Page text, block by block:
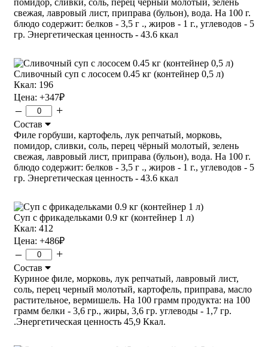
свежая, лавровый лист, приправа (бульон), вода. На 100 г.
блюдо содержит: белков - 3,5 г ., жиров - 1 г., углеводов - 5
гр. Энергетическая ценность - 43.6 ккал
Сливочный суп с лососем 0.45 кг (контейнер 0,5 л)
Ккал: 196
Цена: +347₽
– +
Состав
Филе горбуши, картофель, лук репчатый, морковь,
помидор, сливки, соль, перец чёрный молотый, зелень
свежая, лавровый лист, приправа (бульон), вода. На 100 г.
блюдо содержит: белков - 3,5 г ., жиров - 1 г., углеводов - 5
гр. Энергетическая ценность - 43.6 ккал
Суп с фрикадельками 0.9 кг (контейнер 1 л)
Ккал: 412
Цена: +486₽
– +
Состав
Куриное филе, морковь, лук репчатый, лавровый лист,
соль, перец черный молотый, картофель, приправа, масло
растительное, вермишель. На 100 грамм продукта: на 100
грамм белки - 3,6 гр., жиры, 3,6 гр. углеводы - 1,7 гр.
.Энергетическая ценность 45,9 Ккал.